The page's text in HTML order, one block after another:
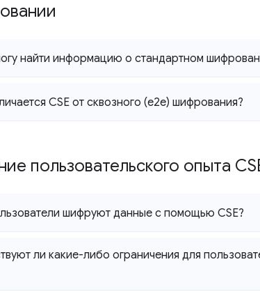
найти информацию о стандартном
CSE от сквозного (e2e) шифрования?
пользовательского опыта
шифруют данные с помощью CSE?
ли какие-либо ограничения для